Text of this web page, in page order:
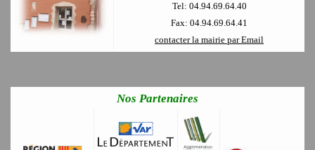
Tel: 04.94.69.64.40
Fax: 04.94.69.64.41
contacter la mairie par Email
Nos Partenaires